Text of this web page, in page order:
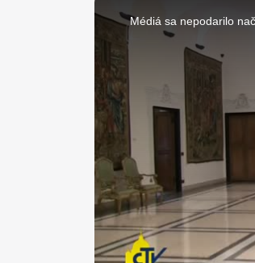
a
modal
Médiá sa nepodarilo